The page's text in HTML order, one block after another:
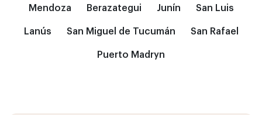
Mendoza Berazategui Junín San Luis
Lanús San Miguel de Tucumán San Rafael
Puerto Madryn